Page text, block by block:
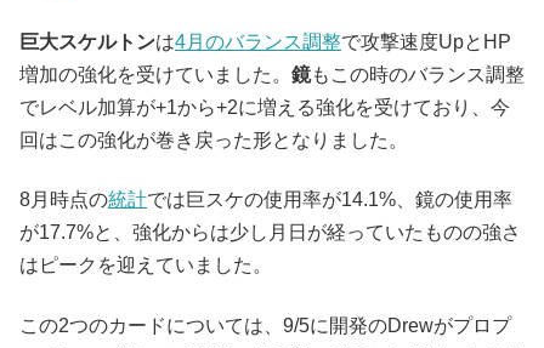
巨大スケルトンは4月のバランス調整で攻撃速度UpとHP
増加の強化を受けていました。 鏡もこの時のバランス調整
でレベル加算が+1から+2に増える強化を受けており、今
回はこの強化が巻き戻った形となりました。
8月時点の統計では巨スケの使用率が14.1%、鏡の使用率
が17.7%と、強化からは少し月日が経っていたものの強さ
はピークを迎えていました。
この2つのカードについては、9/5に開発のDrewがプロプ